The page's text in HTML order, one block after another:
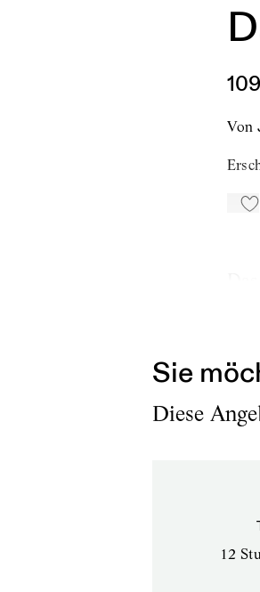
von
Zu
Sie
Diese
12